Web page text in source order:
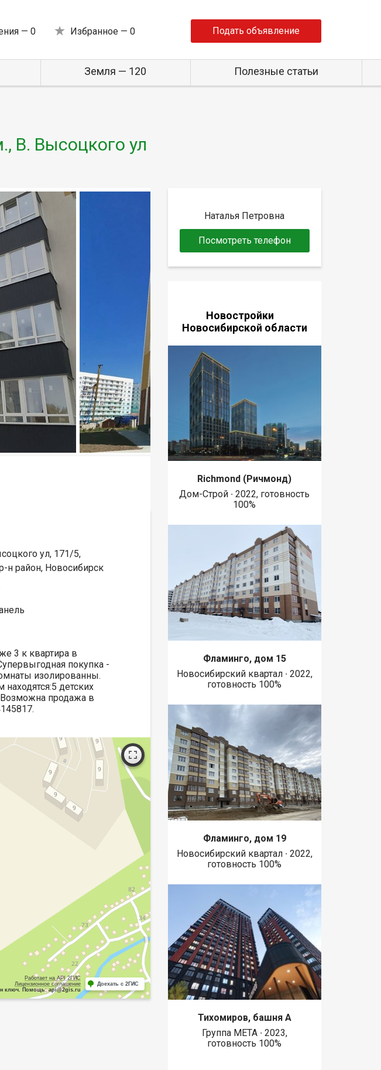
— 0 Избранное — 0 Подать объявление
Земля — 120 Полезные статьи
В. Высоцкого ул
ул, 171/5,
н район, Новосибирск
3 к квартира в
покупка -
изолированны.
детских
продажа в
Работает на API 2ГИС
Лицензионное соглашение
ключ. Помощь: api@2gis.ru
Доехать с 2ГИС
Наталья Петровна
Посмотреть телефон
Новостройки
Новосибирской области
Richmond (Ричмонд)
Дом-Строй ∙ 2022, готовность
100%
Фламинго, дом 15
Новосибирский квартал ∙ 2022,
готовность 100%
Фламинго, дом 19
Новосибирский квартал ∙ 2022,
готовность 100%
Тихомиров, башня А
Группа МЕТА ∙ 2023,
готовность 100%